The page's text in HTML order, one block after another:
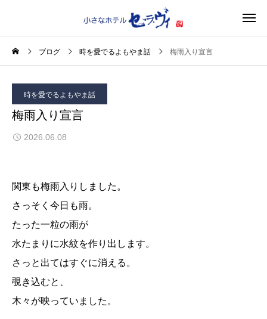
ブログ 時を愛でるよもやま話 梅雨入り宣言
時を愛でるよもやま話
梅雨入り宣言
2026.06.08
関東も梅雨入りしました。
さっそく今日も雨。
たった一粒の雨が
水たまりに水紋を作り出します。
さっと出てはすぐに消える。
覗き込むと、
木々が映っていました。